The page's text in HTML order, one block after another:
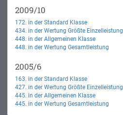
2009/10
172. in der Standard Klasse
434. in der Wertung Größte Einzelleistung
448. in der Allgemeinen Klasse
448. in der Wertung Gesamtleistung
2005/6
163. in der Standard Klasse
427. in der Wertung Größte Einzelleistung
445. in der Allgemeinen Klasse
445. in der Wertung Gesamtleistung